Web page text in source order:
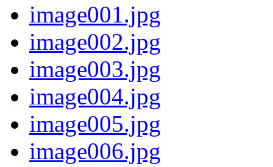
image001.jpg
image002.jpg
image003.jpg
image004.jpg
image005.jpg
image006.jpg